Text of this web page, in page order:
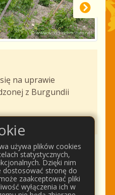
na uprawie
z Burgundii
używa plików cookies
statystycznych,
Dzięki nim
dostosować stronę do
zaakceptować pliki
wyłączenia ich w